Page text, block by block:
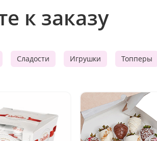
к заказу
Сладости Игрушки Топперы